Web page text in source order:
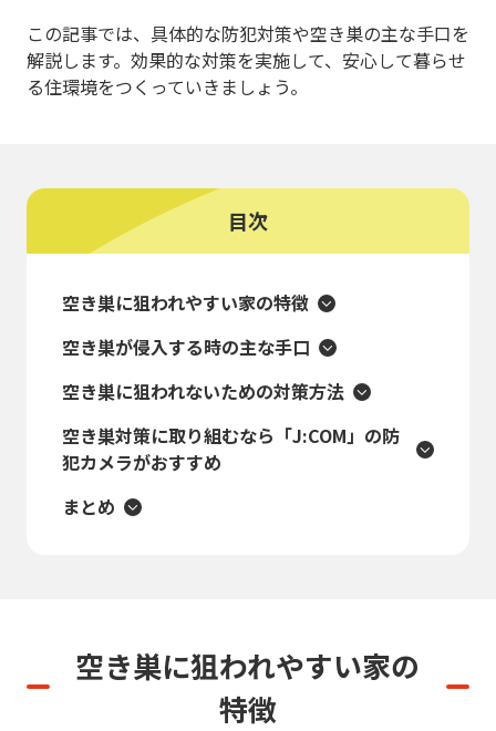
この記事では、具体的な防犯対策や空き巣の主な手口を
解説します。効果的な対策を実施して、安心して暮らせ
る住環境をつくっていきましょう。
目次
空き巣に狙われやすい家の特徴
空き巣が侵入する時の主な手口
空き巣に狙われないための対策方法
空き巣対策に取り組むなら「J:COM」の防
犯カメラがおすすめ
まとめ
空き巣に狙われやすい家の
特徴